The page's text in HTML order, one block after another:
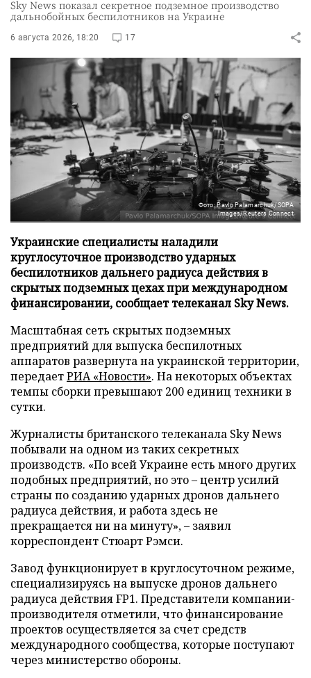
Sky News показал секретное подземное производство
дальнобойных беспилотников на Украине
6 августа 2026, 18:20 17
Фото: Pavlo Palamarchuk/SOPA
Images/Reuters Connect
Украинские специалисты наладили
круглосуточное производство ударных
беспилотников дальнего радиуса действия в
скрытых подземных цехах при международном
финансировании, сообщает телеканал Sky News.
Масштабная сеть скрытых подземных
предприятий для выпуска беспилотных
аппаратов развернута на украинской территории,
передаетРИА «Новости». На некоторых объектах
темпы сборки превышают 200 единиц техники в
сутки.
Журналисты британского телеканала Sky News
побывали на одном из таких секретных
производств. «По всей Украине есть много других
подобных предприятий, но это – центр усилий
страны по созданию ударных дронов дальнего
радиуса действия, и работа здесь не
прекращается ни на минуту», – заявил
корреспондент Стюарт Рэмси.
Завод функционирует в круглосуточном режиме,
специализируясь на выпуске дронов дальнего
радиуса действия FP1. Представители компании-
производителя отметили, что финансирование
проектов осуществляется за счет средств
международного сообщества, которые поступают
через министерство обороны.